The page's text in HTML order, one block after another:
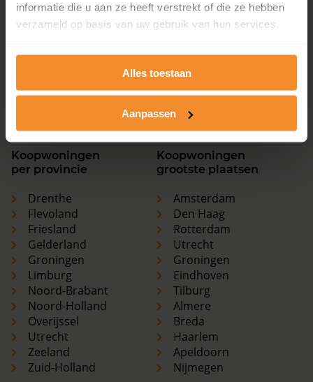
informatie die u aan ze heeft verstrekt of die ze hebben
verzameld op basis van uw gebruik van hun services.
Alles toestaan
Aanpassen
Limburg
Noord-Brabant
Zeeland
Eindhoven
Tilburg
Haarlem
Apeldoorn
Nijmegen
Koopwoningen
per provincie
Drenthe
Flevoland
Friesland
Gelderland
Groningen
Limburg
Noord-Brabant
Noord-Holland
Overijssel
Utrecht
Zeeland
Zuid-Holland
Koopwoningen
grootste plaatsen
Amsterdam
Den Haag
Rotterdam
Utrecht
Groningen
Eindhoven
Tilburg
Almere
Breda
Haarlem
Apeldoorn
Nijmegen